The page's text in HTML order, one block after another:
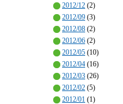
2012/12 (2)
2012/09 (3)
2012/08 (2)
2012/06 (2)
2012/05 (10)
2012/04 (16)
2012/03 (26)
2012/02 (5)
2012/01 (1)